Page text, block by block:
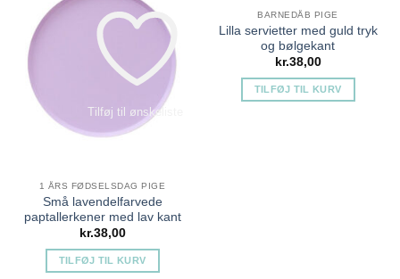
Tilføj til ønskeliste
1 ÅRS FØDSELSDAG PIGE
Små lavendelfarvede
paptallerkener med lav kant
kr.38,00
TILFØJ TIL KURV
BARNEDÅB PIGE
Lilla servietter med guld tryk
og bølgekant
kr.38,00
TILFØJ TIL KURV